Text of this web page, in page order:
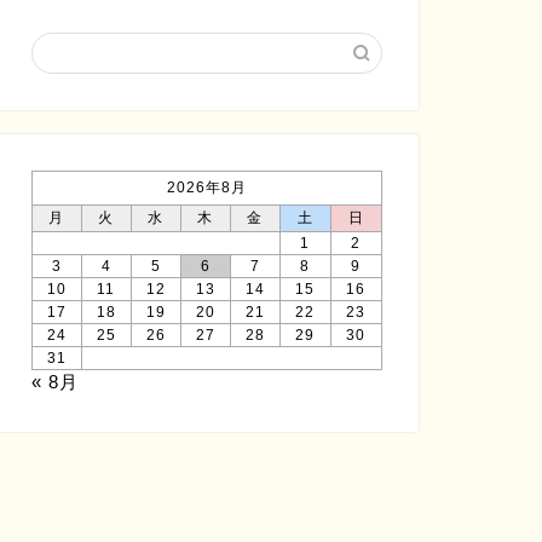
2026年8月
月
火 水 木 金 土
日
1
2
3
4 5 6 7 8
9
10
11 12 13 14 15
16
17
18 19 20 21 22
23
24
25 26 27 28 29
30
31
« 8月